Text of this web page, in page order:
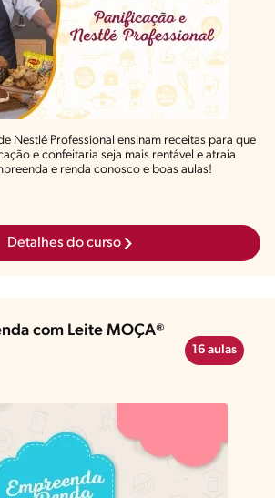
Nestlé Professional ensinam receitas para que
e confeitaria seja mais rentável e atraia
e renda conosco e boas aulas!
Detalhes do curso
com Leite MOÇA®
16 aulas